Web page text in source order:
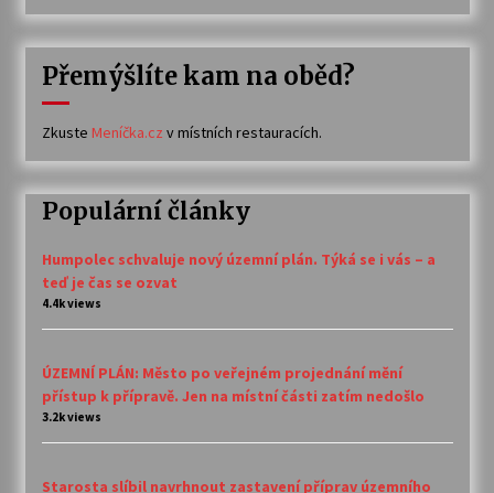
Přemýšlíte kam na oběd?
Zkuste Meníčka.cz v místních restauracích.
Populární články
Humpolec schvaluje nový územní plán. Týká se i vás – a
teď je čas se ozvat
4.4k views
ÚZEMNÍ PLÁN: Město po veřejném projednání mění
přístup k přípravě. Jen na místní části zatím nedošlo
3.2k views
Starosta slíbil navrhnout zastavení příprav územního